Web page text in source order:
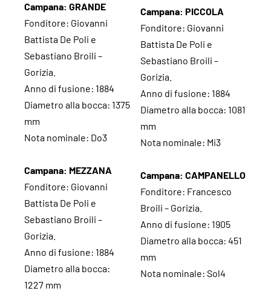
Campana: GRANDE
Fonditore: Giovanni
Battista De Poli e
Sebastiano Broili –
Gorizia.
Anno di fusione: 1884
Diametro alla bocca: 1375
mm
Nota nominale: Do3
Campana: MEZZANA
Fonditore: Giovanni
Battista De Poli e
Sebastiano Broili –
Gorizia.
Anno di fusione: 1884
Diametro alla bocca:
1227 mm
Campana: PICCOLA
Fonditore: Giovanni
Battista De Poli e
Sebastiano Broili –
Gorizia.
Anno di fusione: 1884
Diametro alla bocca: 1081
mm
Nota nominale: Mi3
Campana: CAMPANELLO
Fonditore: Francesco
Broili – Gorizia.
Anno di fusione: 1905
Diametro alla bocca: 451
mm
Nota nominale: Sol4